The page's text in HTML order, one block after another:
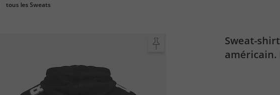
tous les Sweats
Sweat-
américain.